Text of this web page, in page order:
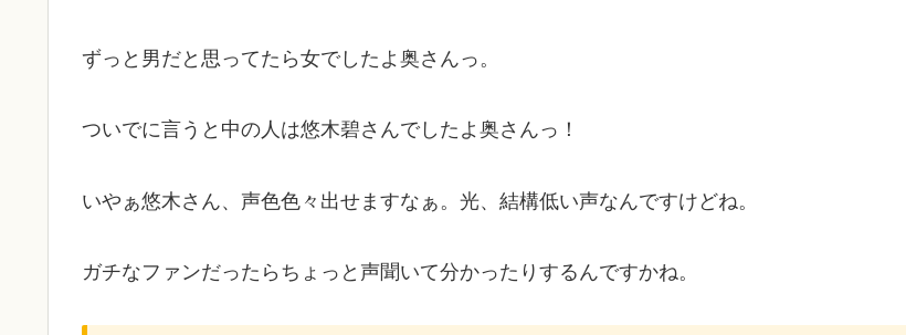
ずっと男だと思ってたら女でしたよ奥さんっ。
ついでに言うと中の人は悠木碧さんでしたよ奥さんっ！
いやぁ悠木さん、声色色々出せますなぁ。光、結構低い声なんですけどね。
ガチなファンだったらちょっと声聞いて分かったりするんですかね。